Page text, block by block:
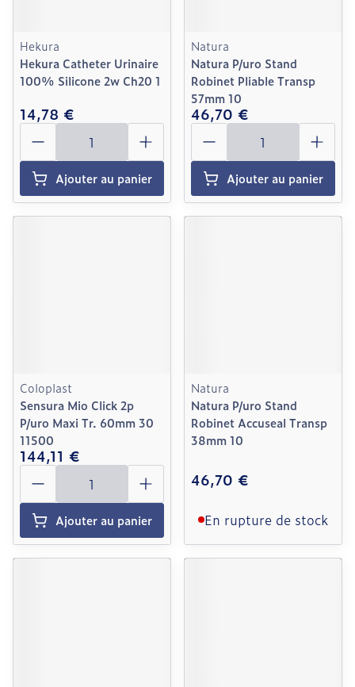
Hekura
Hekura Catheter Urinaire
100% Silicone 2w Ch20 1
14,78 €
Quantité
Ajouter au panier
Natura
Natura P/uro Stand
Robinet Pliable Transp
57mm 10
46,70 €
Quantité
Ajouter au panier
Coloplast
Sensura Mio Click 2p
P/uro Maxi Tr. 60mm 30
11500
144,11 €
Quantité
Ajouter au panier
Natura
Natura P/uro Stand
Robinet Accuseal Transp
38mm 10
46,70 €
En rupture de stock